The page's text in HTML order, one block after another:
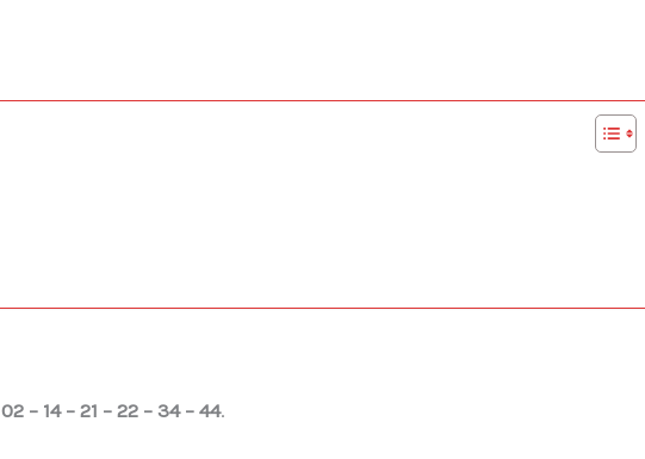
02 – 14 – 21 – 22 – 34 – 44.